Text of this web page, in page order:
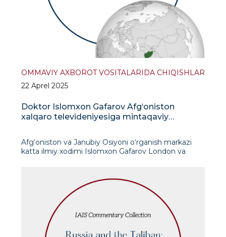
OMMAVIY AXBOROT VOSITALARIDA CHIQISHLAR
22 Aprel 2025
Doktor Islomxon Gafarov Afg‘oniston
xalqaro televideniyesiga mintaqaviy
Afg‘oniston va Janubiy Osiyoni o‘rganish markazi
katta ilmiy xodimi Islomxon Gafarov London va